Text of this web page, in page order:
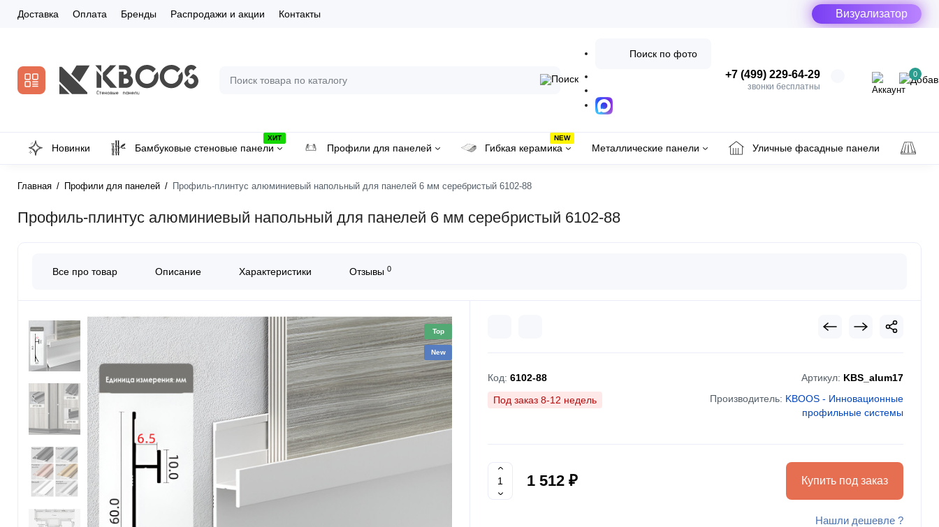
Визуализатор
Доставка Оплата Бренды Распродажи и акции Контакты
+7 (499) 229-64-29
звонки бесплатны
0
Поиск по фото
Новинки
ХИТ
Бамбуковые стеновые панели Профили для панелей
NEW
Гибкая керамика Металлические панели Уличные фасадные панели
Главная Профили для панелей Профиль-плинтус алюминиевый напольный для панелей 6 мм серебристый 6102-88
Профиль-плинтус алюминиевый напольный для панелей 6 мм серебристый 6102-88
Все про товар Описание Характеристики Отзывы 0
Top
New
Код: 6102-88 Артикул: KBS_alum17
Производитель: KBOOS - Инновационные
профильные системы
Под заказ 8-12 недель
1 512 ₽ Купить под заказ
Нашли дешевле ?